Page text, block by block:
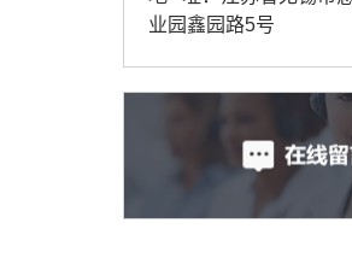
业园鑫园路5号